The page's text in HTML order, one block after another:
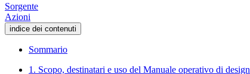
Sorgente
Azioni
indice dei contenuti
Sommario
1. Scopo, destinatari e uso del Manuale operativo di design